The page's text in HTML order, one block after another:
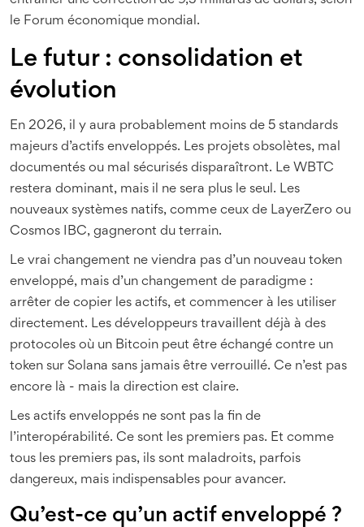
le Forum économique mondial.
Le futur : consolidation et
évolution
En 2026, il y aura probablement moins de 5 standards
majeurs d’actifs enveloppés. Les projets obsolètes, mal
documentés ou mal sécurisés disparaîtront. Le WBTC
restera dominant, mais il ne sera plus le seul. Les
nouveaux systèmes natifs, comme ceux de LayerZero ou
Cosmos IBC, gagneront du terrain.
Le vrai changement ne viendra pas d’un nouveau token
enveloppé, mais d’un changement de paradigme :
arrêter de copier les actifs, et commencer à les utiliser
directement. Les développeurs travaillent déjà à des
protocoles où un Bitcoin peut être échangé contre un
token sur Solana sans jamais être verrouillé. Ce n’est pas
encore là - mais la direction est claire.
Les actifs enveloppés ne sont pas la fin de
l’interopérabilité. Ce sont les premiers pas. Et comme
tous les premiers pas, ils sont maladroits, parfois
dangereux, mais indispensables pour avancer.
Qu’est-ce qu’un actif enveloppé ?